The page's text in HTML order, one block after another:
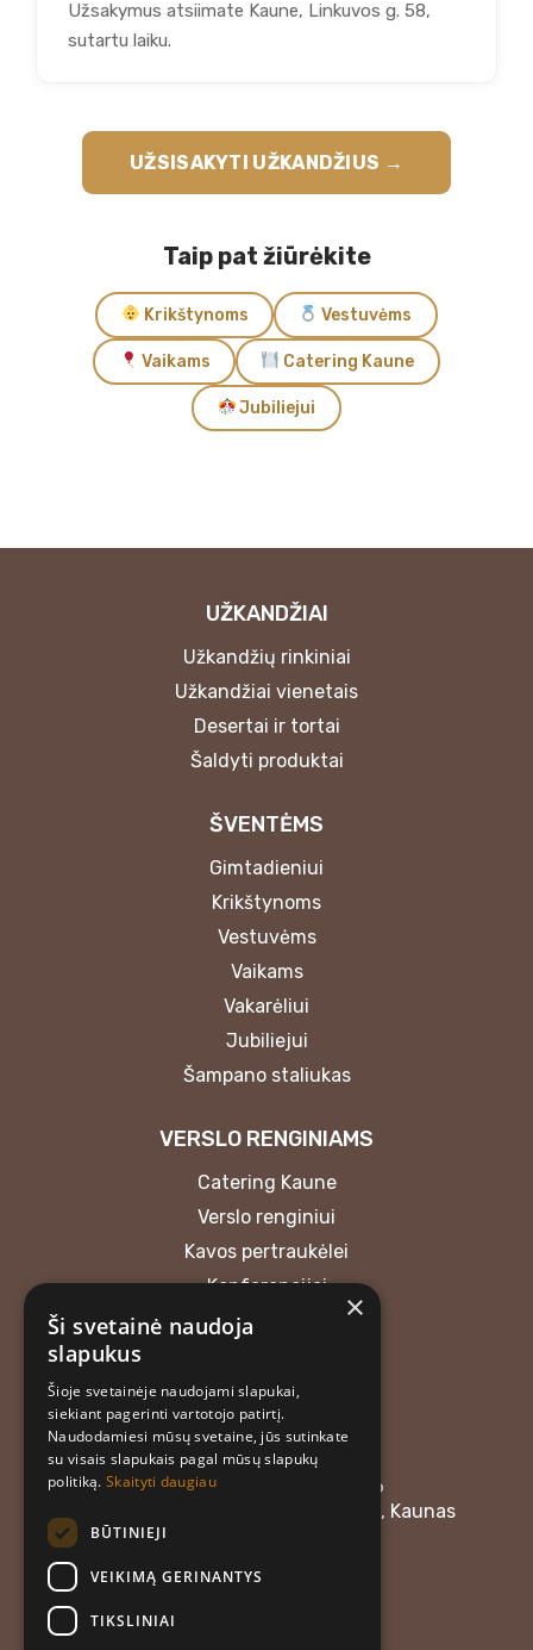
Užsakymus atsiimate Kaune, Linkuvos g. 58,
sutartu laiku.
UŽSISAKYTI UŽKANDŽIUS →
Taip pat žiūrėkite
Krikštynoms Vestuvėms
Vaikams Catering Kaune
Jubiliejui
UŽKANDŽIAI
Užkandžių rinkiniai
Užkandžiai vienetais
Desertai ir tortai
Šaldyti produktai
ŠVENTĖMS
Gimtadieniui
Krikštynoms
Vestuvėms
Vaikams
Vakarėliui
Jubiliejui
Šampano staliukas
VERSLO RENGINIAMS
Catering Kaune
Verslo renginiui
Kavos pertraukėlei
Konferencijai
MB “Atrask skonį”
+37062018165
atraskskoni@gmail.com
Įmonės kodas: 304476576
Adresas: Linkuvos g. 58, LT-48357, Kaunas
I–IV: 08:00–12:00
×
Ši svetainė naudoja
slapukus
Šioje svetainėje naudojami slapukai,
siekiant pagerinti vartotojo patirtį.
Naudodamiesi mūsų svetaine, jūs sutinkate
su visais slapukais pagal mūsų slapukų
politiką. Skaityti daugiau
BŪTINIEJI
VEIKIMĄ GERINANTYS
TIKSLINIAI